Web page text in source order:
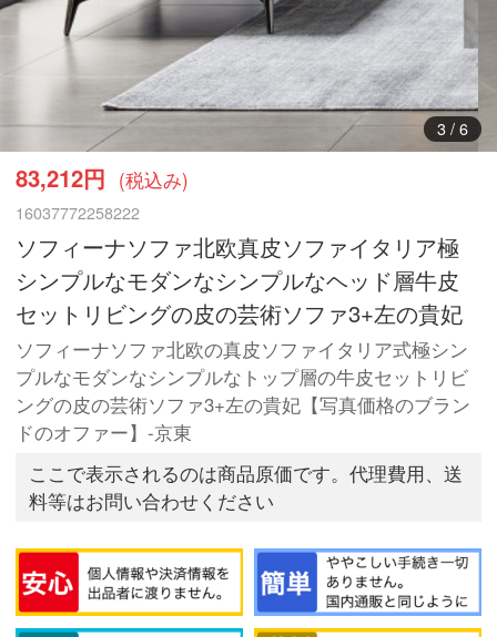
3/ 6
83,212円 (税込み)
16037772258222
ソフィーナソファ北欧真皮ソファイタリア極
シンプルなモダンなシンプルなヘッド層牛皮
セットリビングの皮の芸術ソファ3+左の貴妃
ソフィーナソファ北欧の真皮ソファイタリア式極シン
プルなモダンなシンプルなトップ層の牛皮セットリビ
ングの皮の芸術ソファ3+左の貴妃【写真価格のブラン
ドのオファー】-京東
ここで表示されるのは商品原価です。代理費用、送
料等はお問い合わせください